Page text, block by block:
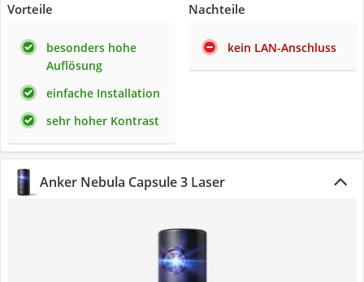
Vorteile
besonders hohe
Auflösung
einfache Installation
sehr hoher Kontrast
Nachteile
kein LAN-Anschluss
Anker Nebula Capsule 3 Laser